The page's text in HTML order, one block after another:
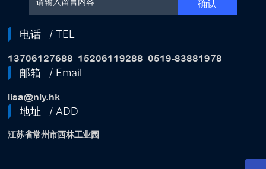
确认
电话 / TEL
13706127688 15206119288 0519-83881978
邮箱 / Email
lisa@nly.hk
地址 / ADD
江苏省常州市西林工业园